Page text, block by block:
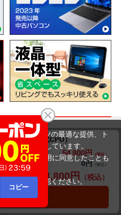
（第10世代CPU）
54,800円
0円
54,800円
に入れる
グガイド
交換・返品について
商品・保証について
びコンテンツの最適な提供、ト
を使用しています。
Cookieの利用に同意したことも
をご確認ください。
する